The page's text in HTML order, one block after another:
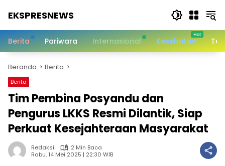
EKSPRESNEWS
Dalam
Berita Pariwara Internasional Kesehatan
Beranda Berita
Berita
Tim Pembina Posyandu dan
Pengurus LKKS Resmi Dilantik, Siap
Perkuat Kesejahteraan Masyarakat
Redaksi
2 Min Baca
Rabu, 14 Mei 2025 | 22:30 WIB